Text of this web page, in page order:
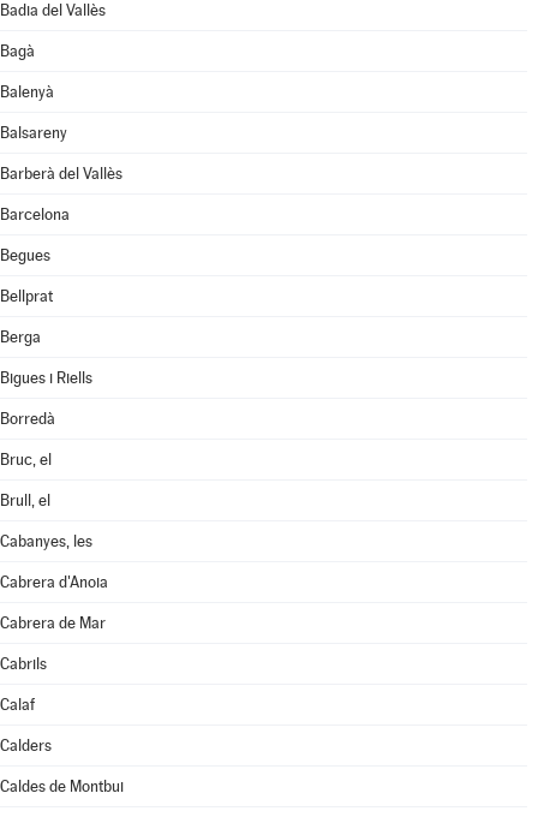
Badia del Vallès
Bagà
Balenyà
Balsareny
Barberà del Vallès
Barcelona
Begues
Bellprat
Berga
Bigues i Riells
Borredà
Bruc, el
Brull, el
Cabanyes, les
Cabrera d'Anoia
Cabrera de Mar
Cabrils
Calaf
Calders
Caldes de Montbui